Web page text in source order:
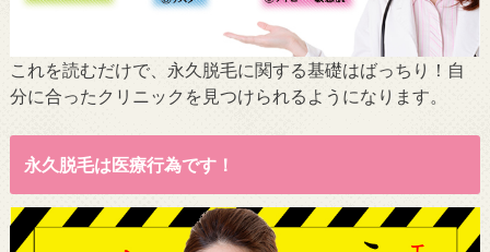
これを読むだけで、永久脱毛に関する基礎はばっちり！自
分に合ったクリニックを見つけられるようになります。
永久脱毛は医療行為です！